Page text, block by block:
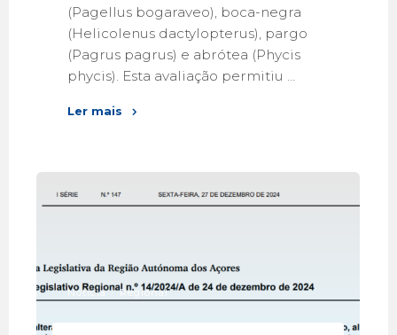
(Pagellus bogaraveo), boca-negra
(Helicolenus dactylopterus), pargo
(Pagrus pagrus) e abrótea (Phycis
phycis). Esta avaliação permitiu …
Ler mais
Notícia / Regional